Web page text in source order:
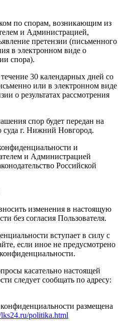
по спорам, возникающим из
и Администрацией,
претензии (письменного
в электронном виде о
спора).
30 календарных дней со
или в электронном виде
о результатах рассмотрения
спор будет передан на
суда г. Нижний Новгород.
и
и Администрацией
Российской
изменения в настоящую
без согласия Пользователя.
вступает в силу с
если иное не предусмотрено
касательно настоящей
следует сообщать по адресу:
размещена
lks24.ru/politika.html